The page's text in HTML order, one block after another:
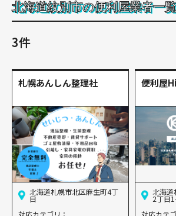
北海道紋別市の便利屋業者一覧
3件
札幌あんしん整理社
北海道札幌市北区麻生町4丁
目
対応カテゴリ：
便利屋
北海道
2丁目
対応カテ